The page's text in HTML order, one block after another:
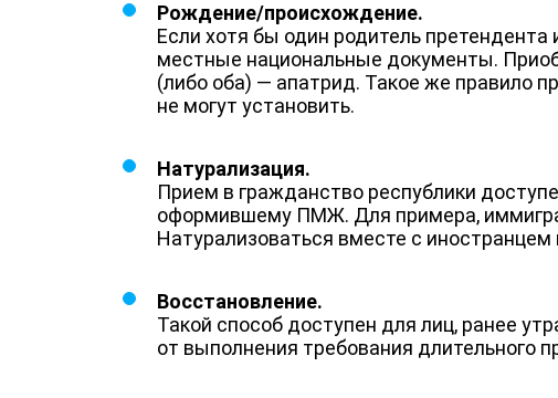
Рождение/происхождение.
Если хотя бы один родитель
местные национальные документы.
(либо оба) — апатрид. Такое же правило
не могут установить.
Натурализация.
Прием в гражданство республики
оформившему ПМЖ. Для примера,
Натурализоваться вместе с
Восстановление.
Такой способ доступен для лиц, ранее
от выполнения требования длительного